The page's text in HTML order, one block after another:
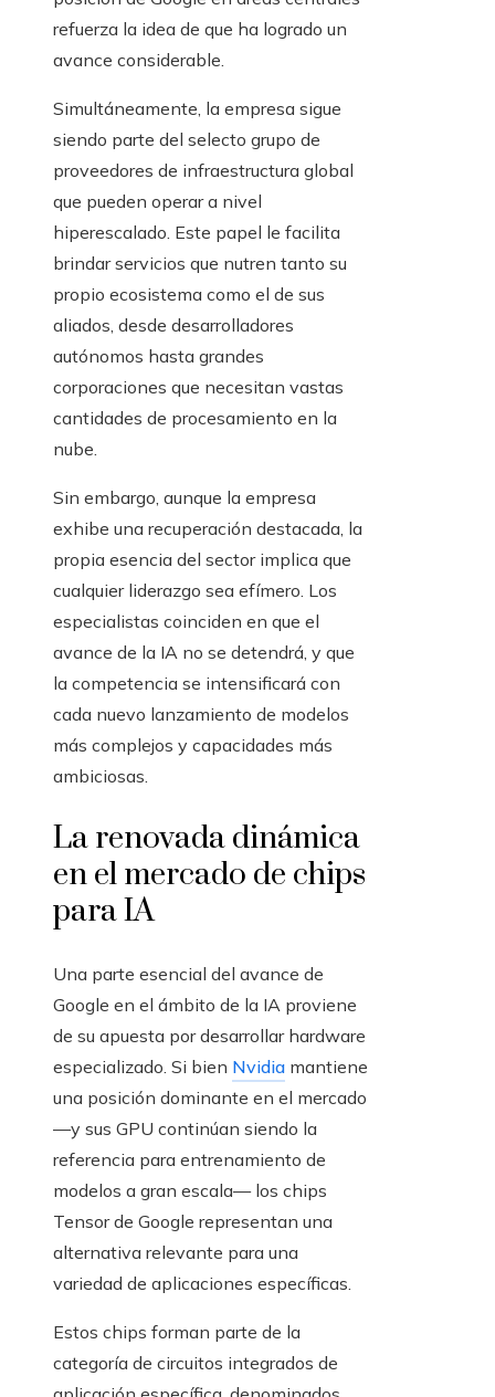
refuerza la idea de que ha logrado un
avance considerable.
Simultáneamente, la empresa sigue
siendo parte del selecto grupo de
proveedores de infraestructura global
que pueden operar a nivel
hiperescalado. Este papel le facilita
brindar servicios que nutren tanto su
propio ecosistema como el de sus
aliados, desde desarrolladores
autónomos hasta grandes
corporaciones que necesitan vastas
cantidades de procesamiento en la
nube.
Sin embargo, aunque la empresa
exhibe una recuperación destacada, la
propia esencia del sector implica que
cualquier liderazgo sea efímero. Los
especialistas coinciden en que el
avance de la IA no se detendrá, y que
la competencia se intensificará con
cada nuevo lanzamiento de modelos
más complejos y capacidades más
ambiciosas.
La renovada dinámica
en el mercado de chips
para IA
Una parte esencial del avance de
Google en el ámbito de la IA proviene
de su apuesta por desarrollar hardware
especializado. Si bien Nvidia mantiene
una posición dominante en el mercado
—y sus GPU continúan siendo la
referencia para entrenamiento de
modelos a gran escala— los chips
Tensor de Google representan una
alternativa relevante para una
variedad de aplicaciones específicas.
Estos chips forman parte de la
categoría de circuitos integrados de